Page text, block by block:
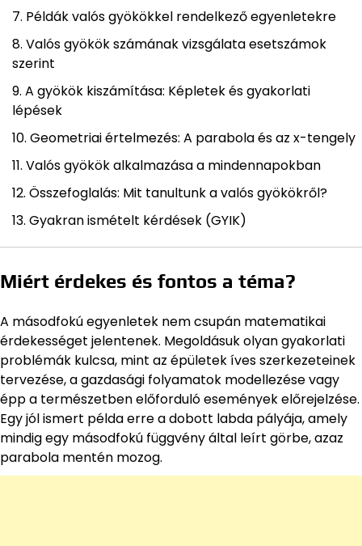
Példák valós gyökökkel rendelkező egyenletekre
Valós gyökök számának vizsgálata esetszámok
szerint
A gyökök kiszámítása: Képletek és gyakorlati
lépések
Geometriai értelmezés: A parabola és az x-tengely
Valós gyökök alkalmazása a mindennapokban
Összefoglalás: Mit tanultunk a valós gyökökről?
Gyakran ismételt kérdések (GYIK)
Miért érdekes és fontos a téma?
A másodfokú egyenletek nem csupán matematikai
érdekességet jelentenek. Megoldásuk olyan gyakorlati
problémák kulcsa, mint az épületek íves szerkezeteinek
tervezése, a gazdasági folyamatok modellezése vagy
épp a természetben előforduló események előrejelzése.
Egy jól ismert példa erre a dobott labda pályája, amely
mindig egy másodfokú függvény által leírt görbe, azaz
parabola mentén mozog.